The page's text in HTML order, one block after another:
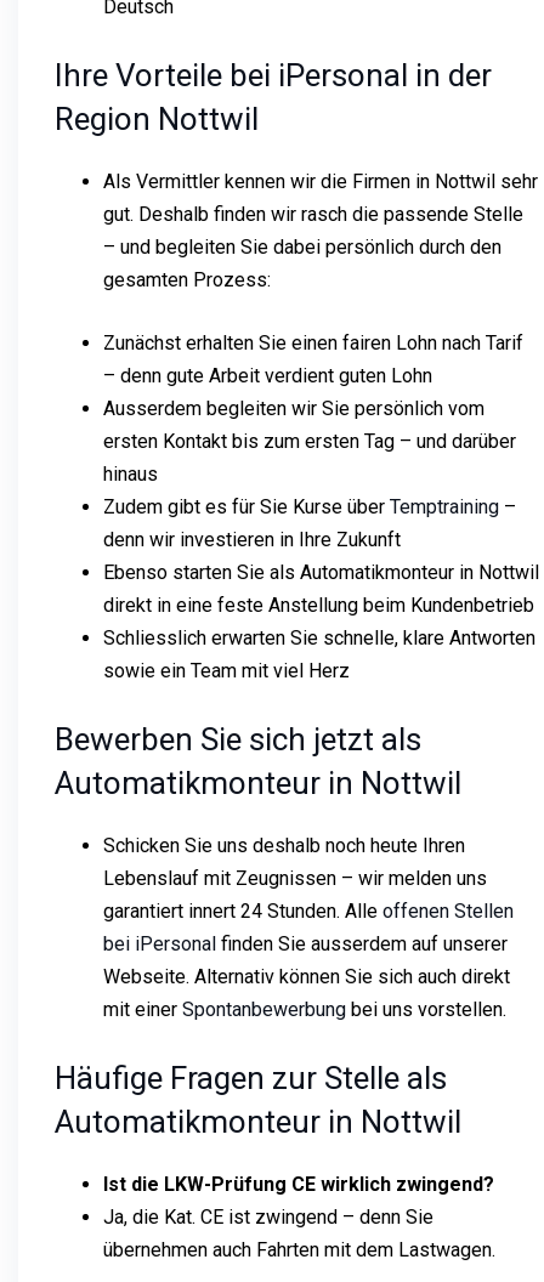
Deutsch
Ihre Vorteile bei iPersonal in der
Region Nottwil
Als Vermittler kennen wir die Firmen in Nottwil sehr
gut. Deshalb finden wir rasch die passende Stelle
– und begleiten Sie dabei persönlich durch den
gesamten Prozess:
Zunächst erhalten Sie einen fairen Lohn nach Tarif
– denn gute Arbeit verdient guten Lohn
Ausserdem begleiten wir Sie persönlich vom
ersten Kontakt bis zum ersten Tag – und darüber
hinaus
Zudem gibt es für Sie Kurse über Temptraining –
denn wir investieren in Ihre Zukunft
Ebenso starten Sie als Automatikmonteur in Nottwil
direkt in eine feste Anstellung beim Kundenbetrieb
Schliesslich erwarten Sie schnelle, klare Antworten
sowie ein Team mit viel Herz
Bewerben Sie sich jetzt als
Automatikmonteur in Nottwil
Schicken Sie uns deshalb noch heute Ihren
Lebenslauf mit Zeugnissen – wir melden uns
garantiert innert 24 Stunden. Alle offenen Stellen
bei iPersonal finden Sie ausserdem auf unserer
Webseite. Alternativ können Sie sich auch direkt
mit einer Spontanbewerbung bei uns vorstellen.
Häufige Fragen zur Stelle als
Automatikmonteur in Nottwil
Ist die LKW-Prüfung CE wirklich zwingend?
Ja, die Kat. CE ist zwingend – denn Sie
übernehmen auch Fahrten mit dem Lastwagen.